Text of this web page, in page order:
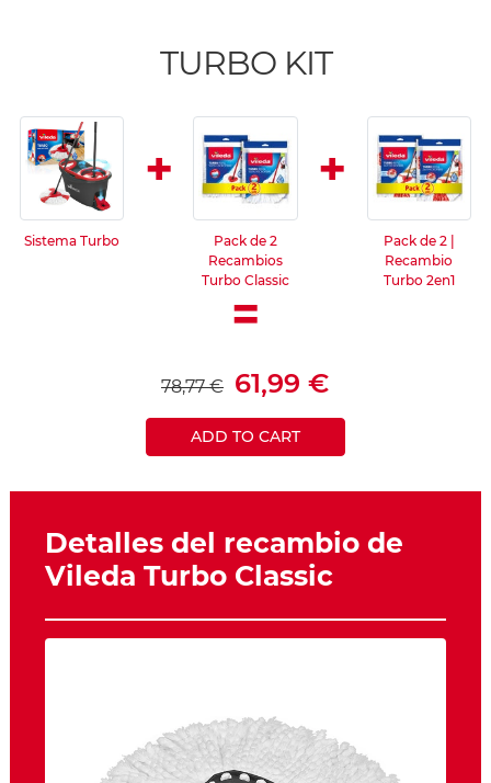
TURBO KIT
Sistema Turbo
+
Pack de 2
Recambios
Turbo Classic
+
Pack de 2 |
Recambio
Turbo 2en1
=
78,77 € 61,99 €
ADD TO CART
Detalles del recambio de
Vileda Turbo Classic